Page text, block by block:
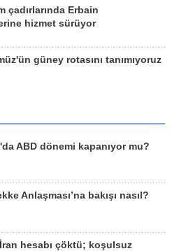
çadırlarında Erbain
hizmet sürüyor
güney rotasını tanımıyoruz
ABD dönemi kapanıyor mu?
Anlaşması’na bakışı nasıl?
hesabı çöktü; koşulsuz